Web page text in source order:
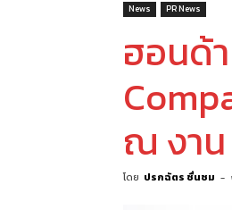
News PR News
ฮอนด้
ณ งาน
โดย ปรกฉัตร ชื่นชม -